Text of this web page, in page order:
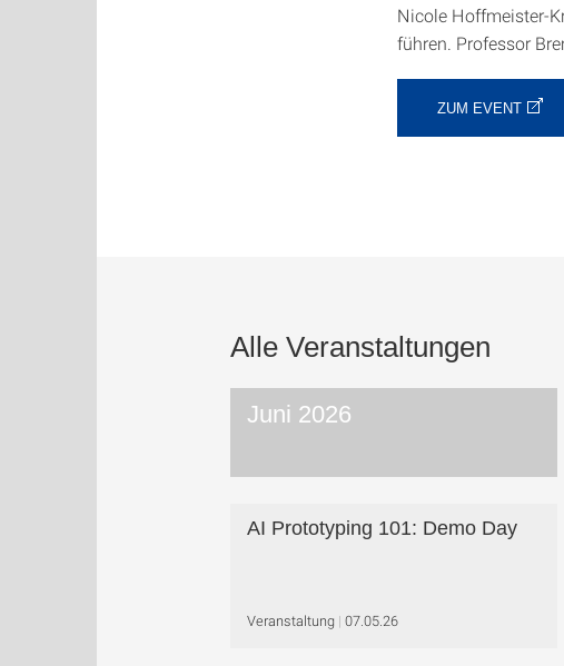
Nicole Hoffmeister-
führen. Professor
ZUM EVENT
Alle Veranstaltungen
Juni 2026
AI Prototyping 101: Demo Day
Veranstaltung 07.05.26